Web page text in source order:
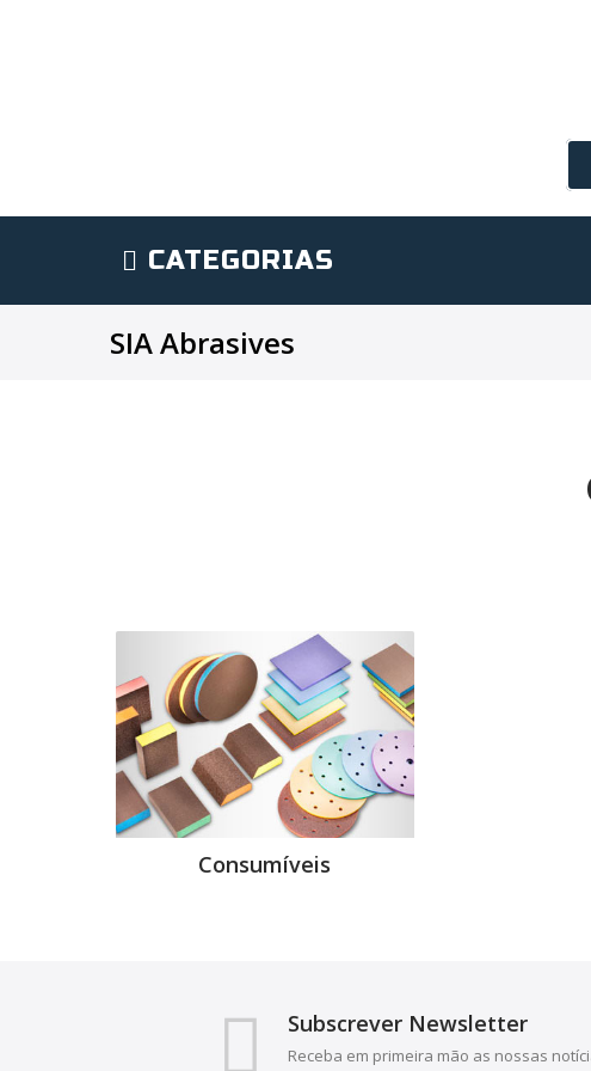
CATEGORIAS
SIA Abrasives
Consumíveis
Subscrever Newsletter
Receba em primeira mão as nossas